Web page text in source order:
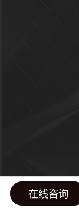
在线咨询